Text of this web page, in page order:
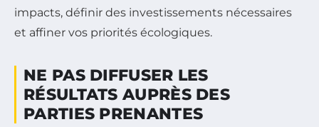
impacts, définir des investissements nécessaires
et affiner vos priorités écologiques.
NE PAS DIFFUSER LES
RÉSULTATS AUPRÈS DES
PARTIES PRENANTES